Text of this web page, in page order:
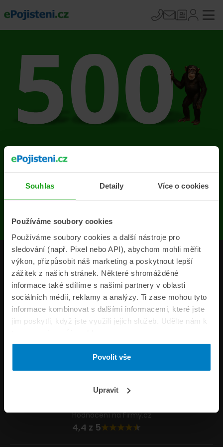
Souhlas Detaily Více o cookies
Používáme soubory cookies
Používáme soubory cookies a další nástroje pro
sledování (např. Pixel nebo API), abychom mohli měřit
výkon, přizpůsobit náš marketing a poskytnout lepší
zážitek z našich stránek. Některé shromážděné
informace také sdílíme s našimi partnery v oblasti
sociálních médií, reklamy a analýzy. Ti zase mohou tyto
informace kombinovat s dalšími informacemi, které jste
jim poskytli, když jste využili jejich služeb. Udělte nám k
tomu prosím svůj souhlas.
Povolit vše
Upravit
Na stránce se vyskytla
chyba
Produkty
Pojišťovny
Informace
ePojisteni.cz
Formuláře
Napište nám
Hodnocení na Firmy.cz
4,4 z 5